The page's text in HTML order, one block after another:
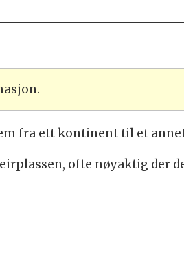
fra ett kontinent til et
ofte nøyaktig der